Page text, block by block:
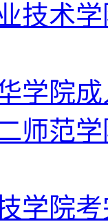
技术
学院
师范
学院